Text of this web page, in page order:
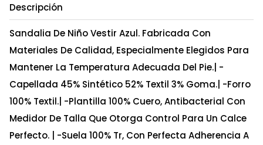
Descripción
Sandalia De Niño Vestir Azul. Fabricada Con
Materiales De Calidad, Especialmente Elegidos Para
Mantener La Temperatura Adecuada Del Pie.| -
Capellada 45% Sintético 52% Textil 3% Goma.| -Forro
100% Textil.| -Plantilla 100% Cuero, Antibacterial Con
Medidor De Talla Que Otorga Control Para Un Calce
Perfecto. | -Suela 100% Tr, Con Perfecta Adherencia A